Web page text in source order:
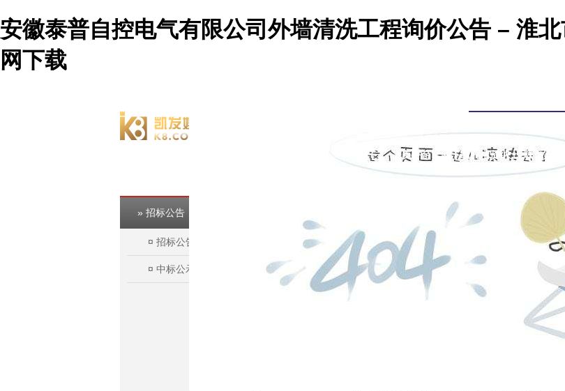
安徽泰普自控电气有限公司外墙清洗工程询价公告 – 淮
网下载
完美平台官网下载的招贤纳士 联系完美
» 招标公告
¤ 招标公告
¤ 中标公示